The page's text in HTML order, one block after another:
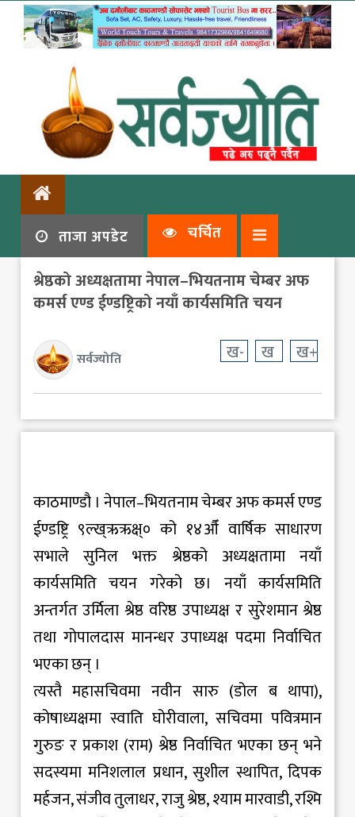
ताजा अपडेट चर्चित
श्रेष्ठको अध्यक्षतामा नेपाल–भियतनाम चेम्बर अफ
कमर्स एण्ड ईण्डष्ट्रिको नयाँ कार्यसमिति चयन
सर्वज्योति ख- ख ख+
काठमाण्डौ । नेपाल–भियतनाम चेम्बर अफ कमर्स एण्ड
ईण्डष्ट्रि ९ल्ख्ऋऋक्ष्० को १४औँ वार्षिक साधारण
सभाले सुनिल भक्त श्रेष्ठको अध्यक्षतामा नयाँ
कार्यसमिति चयन गरेको छ। नयाँ कार्यसमिति
अन्तर्गत उर्मिला श्रेष्ठ वरिष्ठ उपाध्यक्ष र सुरेशमान श्रेष्ठ
तथा गोपालदास मानन्धर उपाध्यक्ष पदमा निर्वाचित
भएका छन् ।
त्यस्तै महासचिवमा नवीन सारु (डोल ब थापा),
कोषाध्यक्षमा स्वाति घोरीवाला, सचिवमा पवित्रमान
गुरुङ र प्रकाश (राम) श्रेष्ठ निर्वाचित भएका छन् भने
सदस्यमा मनिशलाल प्रधान, सुशील स्थापित, दिपक
मर्हजन, संजीव तुलाधर, राजु श्रेष्ठ, श्याम मारवाडी, रश्मि